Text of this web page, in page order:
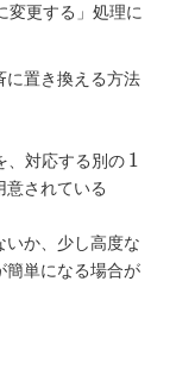
変更する」処理に
に置き換える方法
、対応する別の 1
1
意されている
いか、少し高度な
簡単になる場合が